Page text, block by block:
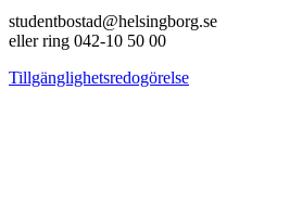
studentbostad@helsingborg.se
eller ring 042-10 50 00
Tillgänglighetsredogörelse